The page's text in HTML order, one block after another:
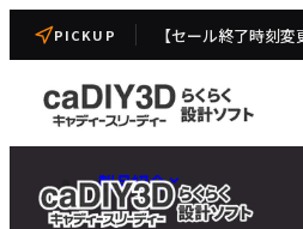
PICKUP 【セール終了時刻
製品紹介